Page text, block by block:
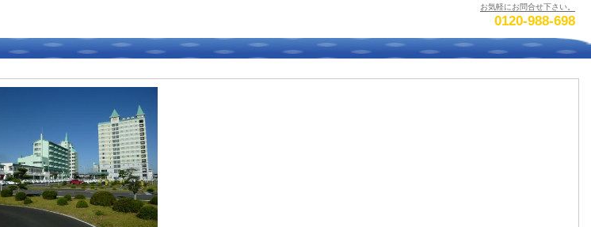
お気軽にお問合せ下さい。
0120-988-698